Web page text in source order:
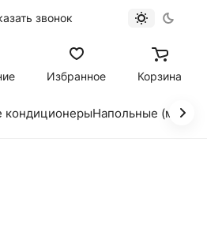
звонок
Избранное Корзина
кондиционерыНапольные